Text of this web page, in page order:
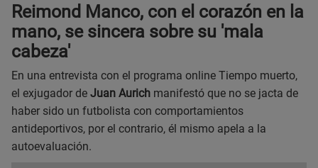
Reimond Manco, con el corazón en la
mano, se sincera sobre su 'mala
cabeza'
En una entrevista con el programa online Tiempo muerto,
el exjugador de Juan Aurich manifestó que no se jacta de
haber sido un futbolista con comportamientos
antideportivos, por el contrario, él mismo apela a la
autoevaluación.